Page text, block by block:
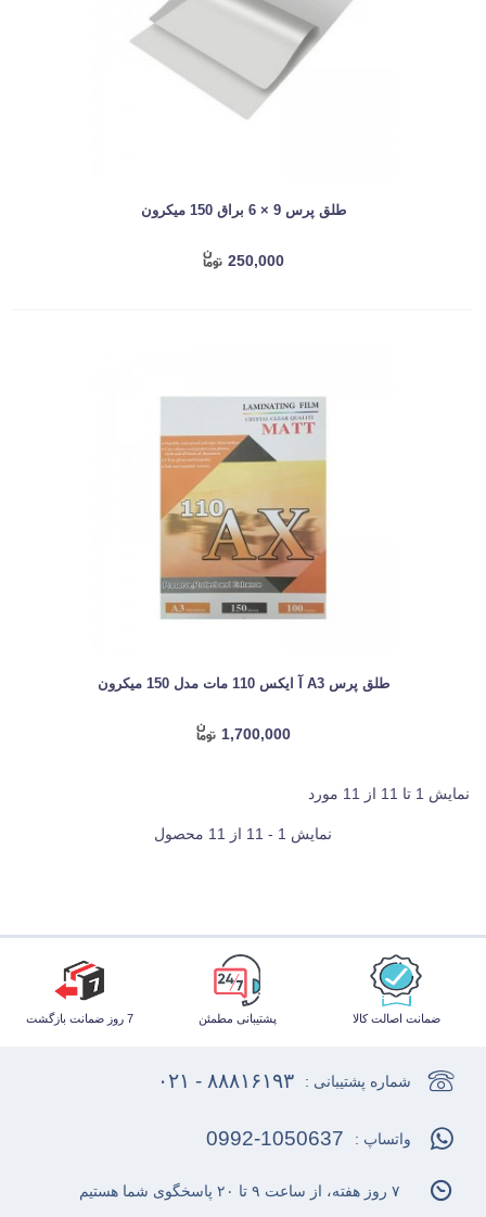
طلق پرس 9 × 6 براق 150 میکرون
250,000
طلق پرس A3 آ ایکس 110 مات مدل 150 میکرون
1,700,000
نمایش 1 تا 11 از 11 مورد
نمایش 1 - 11 از 11 محصول
ضمانت اصالت کالا پشتیبانی مطمئن 7 روز ضمانت بازگشت
شماره پشتیبانی : ۸۸۸۱۶۱۹۳ - ۰۲۱
واتساپ : 0992-1050637
۷ روز هفته، از ساعت ۹ تا ۲۰ پاسخگوی شما هستیم